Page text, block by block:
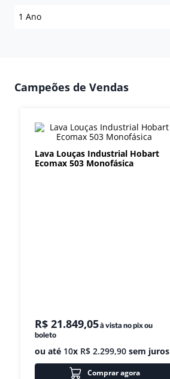
1 Ano
Campeões de Vendas
Lava Louças Industrial Hobart
Ecomax 503 Monofásica
R$ 21.849,05à vista no pix ou
boleto
ou até 10x R$ 2.299,90 sem juros
Comprar agora